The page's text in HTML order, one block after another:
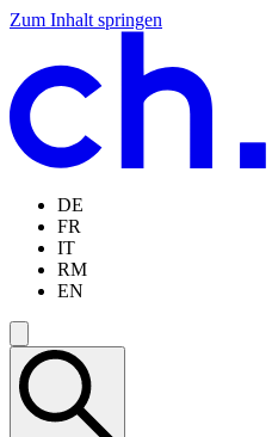
Zum Inhalt springen
Zum
springen
Zur
springen
Zur
springen
Zur
springen
DE
FR
IT
RM
EN